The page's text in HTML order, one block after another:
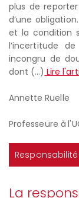
plus de
d’une
et la condition
l’incertitude
incongru de
dont (...) Lire
Annette Ruelle
Professeure à
Responsabilité
La